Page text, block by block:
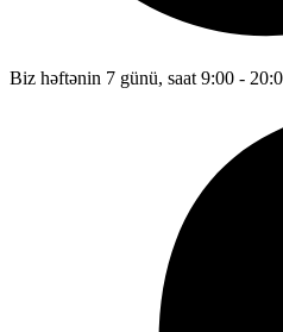
Biz həftənin 7 günü, saat 9:00 -